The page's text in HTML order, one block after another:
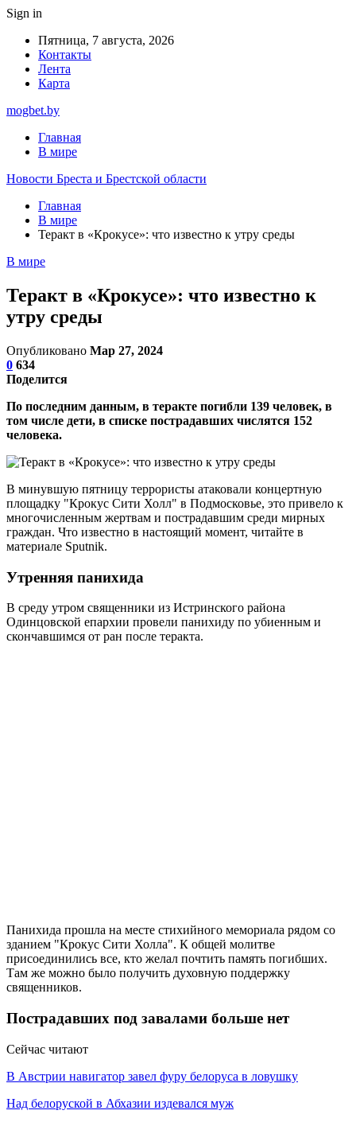
Sign in
Пятница, 7 августа, 2026
Контакты
Лента
Карта
mogbet.by
Главная
В мире
Новости Бреста и Брестской области
Главная
В мире
Теракт в «Крокусе»: что известно к утру среды
В мире
Теракт в «Крокусе»: что известно к
утру среды
Опубликовано Мар 27, 2024
0 634
Поделится
По последним данным, в теракте погибли 139 человек, в
том числе дети, в списке пострадавших числятся 152
человека.
В минувшую пятницу террористы атаковали концертную
площадку "Крокус Сити Холл" в Подмосковье, это привело к
многочисленным жертвам и пострадавшим среди мирных
граждан. Что известно в настоящий момент, читайте в
материале Sputnik.
Утренняя панихида
В среду утром священники из Истринского района
Одинцовской епархии провели панихиду по убиенным и
скончавшимся от ран после теракта.
Панихида прошла на месте стихийного мемориала рядом со
зданием "Крокус Сити Холла". К общей молитве
присоединились все, кто желал почтить память погибших.
Там же можно было получить духовную поддержку
священников.
Пострадавших под завалами больше нет
Сейчас читают
В Австрии навигатор завел фуру белоруса в ловушку
Над белоруской в Абхазии издевался муж